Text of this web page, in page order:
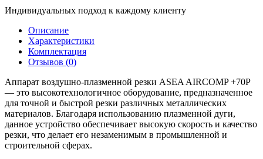
Индивидуальных подход к каждому клиенту
Описание
Характеристики
Комплектация
Отзывов (0)
Аппарат воздушно-плазменной резки ASEA AIRCOMP +70P
— это высокотехнологичное оборудование, предназначенное
для точной и быстрой резки различных металлических
материалов. Благодаря использованию плазменной дуги,
данное устройство обеспечивает высокую скорость и качество
резки, что делает его незаменимым в промышленной и
строительной сферах.